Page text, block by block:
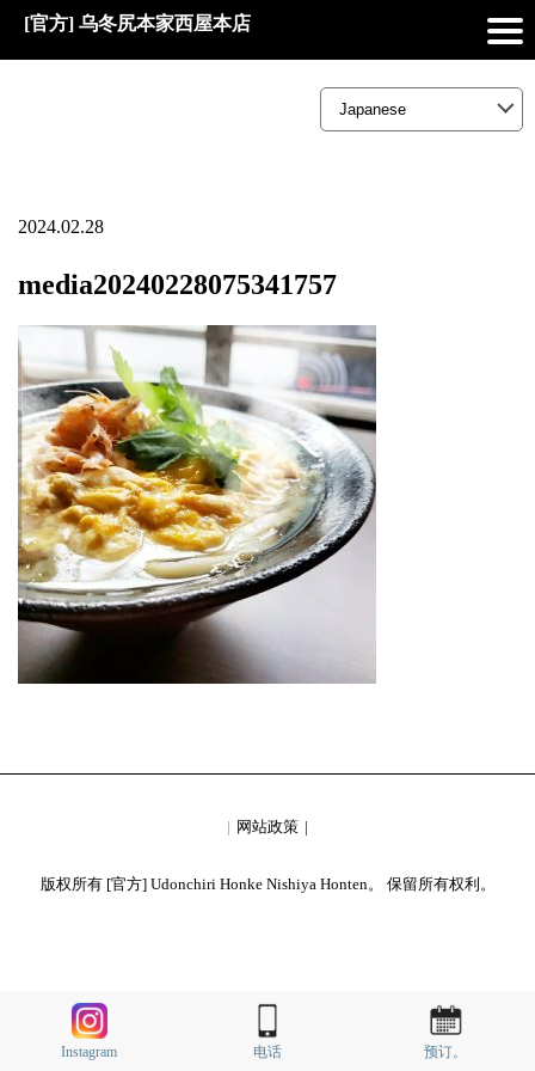
[官方] 乌冬尻本家西屋本店
2024.02.28
media20240228075341757
网站政策
版权所有 [官方] Udonchiri Honke Nishiya Honten。 保留所有权利。
Instagram 电话 预订。